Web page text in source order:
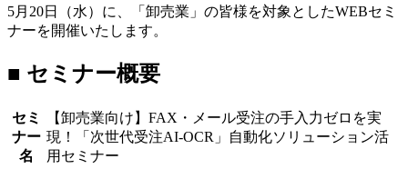
5月20日（水）に、「卸売業」の皆様を対象としたWEBセミ
ナーを開催いたします。
■ セミナー概要
セミ
ナー
名
【卸売業向け】FAX・メール受注の手入力ゼロを実
現！「次世代受注AI-OCR」自動化ソリューション活
用セミナー